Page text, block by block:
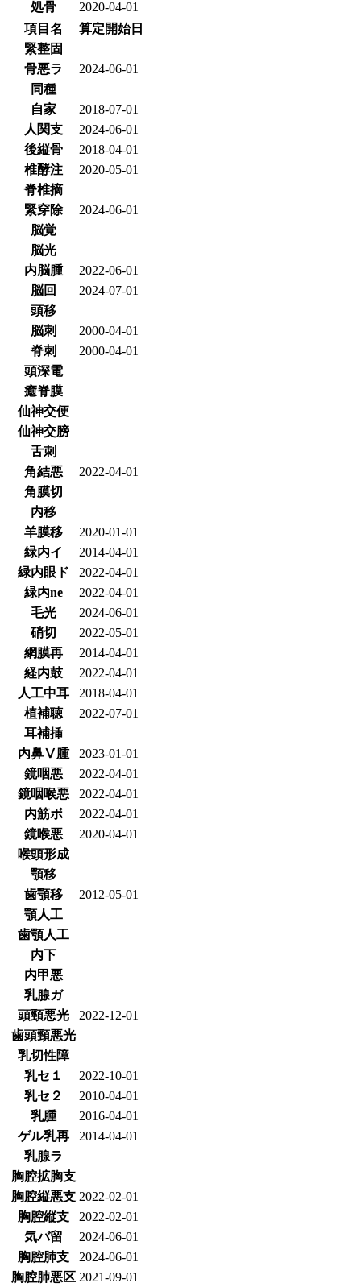
処骨
2020-04-01
項目名
算定開始日
緊整固
骨悪ラ
2024-06-01
同種
自家
2018-07-01
人関支
2024-06-01
後縦骨
2018-04-01
椎酵注
2020-05-01
脊椎摘
緊穿除
2024-06-01
脳覚
脳光
内脳腫
2022-06-01
脳回
2024-07-01
頭移
脳刺
2000-04-01
脊刺
2000-04-01
頭深電
癒脊膜
仙神交便
仙神交膀
舌刺
角結悪
2022-04-01
角膜切
内移
羊膜移
2020-01-01
緑内イ
2014-04-01
緑内眼ド
2022-04-01
緑内ne
2022-04-01
毛光
2024-06-01
硝切
2022-05-01
網膜再
2014-04-01
経内鼓
2022-04-01
人工中耳
2018-04-01
植補聴
2022-07-01
耳補挿
内鼻Ⅴ腫
2023-01-01
鏡咽悪
2022-04-01
鏡咽喉悪
2022-04-01
内筋ボ
2022-04-01
鏡喉悪
2020-04-01
喉頭形成
顎移
歯顎移
2012-05-01
顎人工
歯顎人工
内下
内甲悪
乳腺ガ
頭頸悪光
2022-12-01
歯頭頸悪光
乳切性障
乳セ１
2022-10-01
乳セ２
2010-04-01
乳腫
2016-04-01
ゲル乳再
2014-04-01
乳腺ラ
胸腔拡胸支
胸腔縦悪支 2022-02-01
胸腔縦支
2022-02-01
気バ留
2024-06-01
胸腔肺支
2024-06-01
胸腔肺悪区 2021-09-01